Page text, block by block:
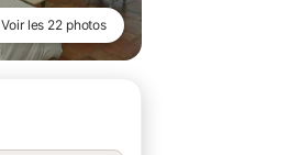
Voir les 22 photos